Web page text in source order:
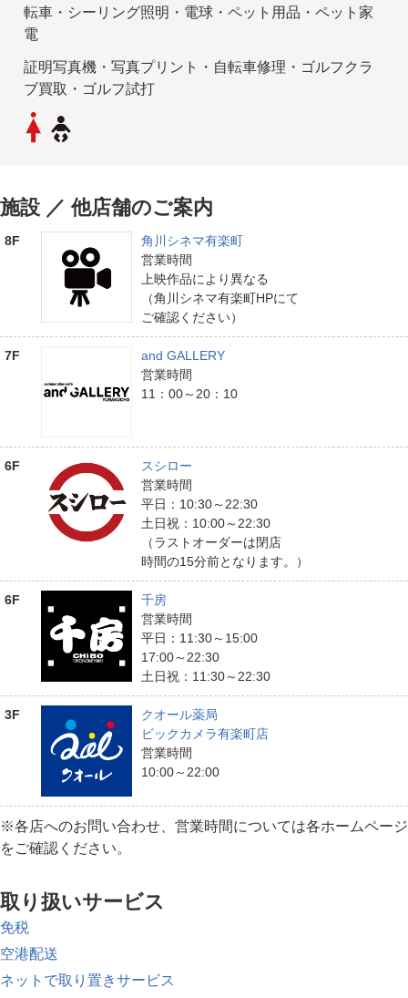
転車・シーリング照明・電球・ペット用品・ペット家
電
証明写真機・写真プリント・自転車修理・ゴルフクラ
ブ買取・ゴルフ試打
施設 ／ 他店舗のご案内
8F
角川シネマ有楽町
営業時間
上映作品により異なる
（角川シネマ有楽町HPにて
ご確認ください）
7F
and GALLERY
営業時間
11：00～20：10
6F
スシロー
営業時間
平日：10:30～22:30
土日祝：10:00～22:30
（ラストオーダーは閉店
時間の15分前となります。）
6F
千房
営業時間
平日：11:30～15:00
17:00～22:30
土日祝：11:30～22:30
3F
クオール薬局
ビックカメラ有楽町店
営業時間
10:00～22:00
※各店へのお問い合わせ、営業時間については各ホームページ
をご確認ください。
取り扱いサービス
免税
空港配送
ネットで取り置きサービス